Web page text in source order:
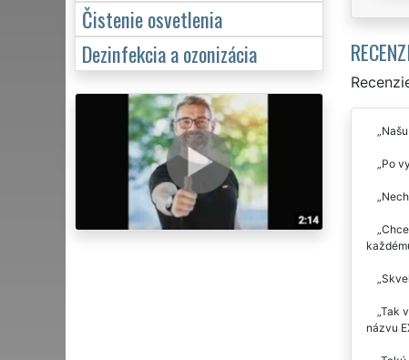
Po
Tak
názvu
Čistenie osvetlenia
Dezinfekcia a ozonizácia